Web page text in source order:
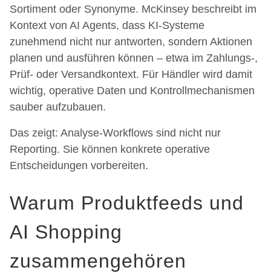
Sortiment oder Synonyme. McKinsey beschreibt im
Kontext von AI Agents, dass KI-Systeme
zunehmend nicht nur antworten, sondern Aktionen
planen und ausführen können – etwa im Zahlungs-,
Prüf- oder Versandkontext. Für Händler wird damit
wichtig, operative Daten und Kontrollmechanismen
sauber aufzubauen.
Das zeigt: Analyse-Workflows sind nicht nur
Reporting. Sie können konkrete operative
Entscheidungen vorbereiten.
Warum Produktfeeds und
AI Shopping
zusammengehören